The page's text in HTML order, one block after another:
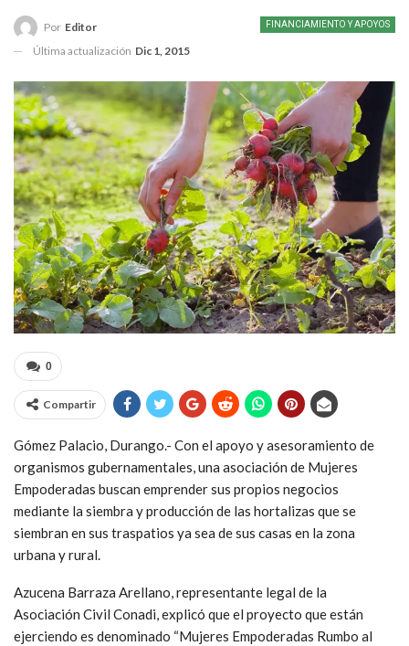
FINANCIAMIENTO Y APOYOS
Por Editor
Última actualización Dic 1, 2015
0
Compartir
Gómez Palacio, Durango.- Con el apoyo y asesoramiento de
organismos gubernamentales, una asociación de Mujeres
Empoderadas buscan emprender sus propios negocios
mediante la siembra y producción de las hortalizas que se
siembran en sus traspatios ya sea de sus casas en la zona
urbana y rural.
Azucena Barraza Arellano, representante legal de la
Asociación Civil Conadi, explicó que el proyecto que están
ejerciendo es denominado “Mujeres Empoderadas Rumbo al